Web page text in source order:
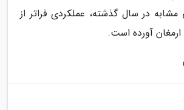
مشابه در سال گذشته، عملکردی فراتر از
ارمغان آورده است.